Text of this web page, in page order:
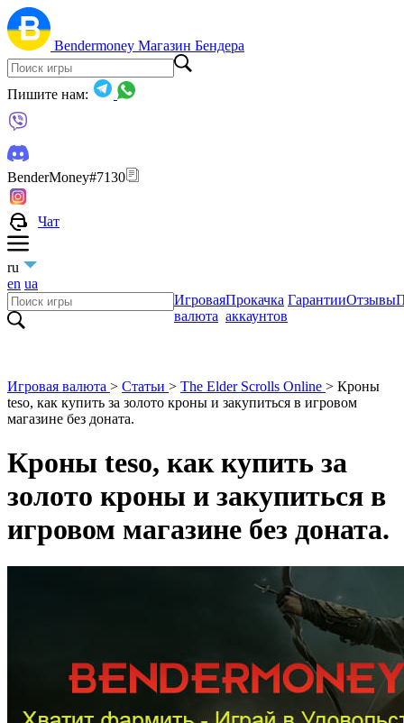
Bendermoney Магазин Бендера
Пишите нам:
BenderMoney#7130
Чат
ru
en ua
Игровая
валюта
Прокачка
аккаунтов
ГарантииОтзывы
Игровая валюта > Статьи > The Elder Scrolls Online > Кроны
teso, как купить за золото кроны и закупиться в игровом
магазине без доната.
Кроны teso, как купить за
золото кроны и закупиться в
игровом магазине без доната.